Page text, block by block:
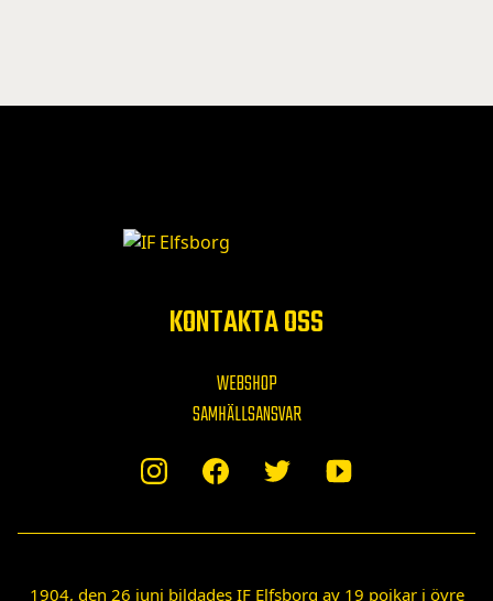
KONTAKTA OSS
WEBSHOP
SAMHÄLLSANSVAR
1904, den 26 juni bildades IF Elfsborg av 19 pojkar i övre